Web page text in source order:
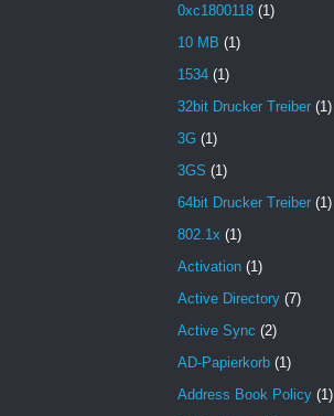
0xc1800118 (1)
10 MB (1)
1534 (1)
32bit Drucker Treiber (1)
3G (1)
3GS (1)
64bit Drucker Treiber (1)
802.1x (1)
Activation (1)
Active Directory (7)
Active Sync (2)
AD-Papierkorb (1)
Address Book Policy (1)